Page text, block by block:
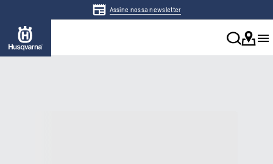
Assine nossa newsletter